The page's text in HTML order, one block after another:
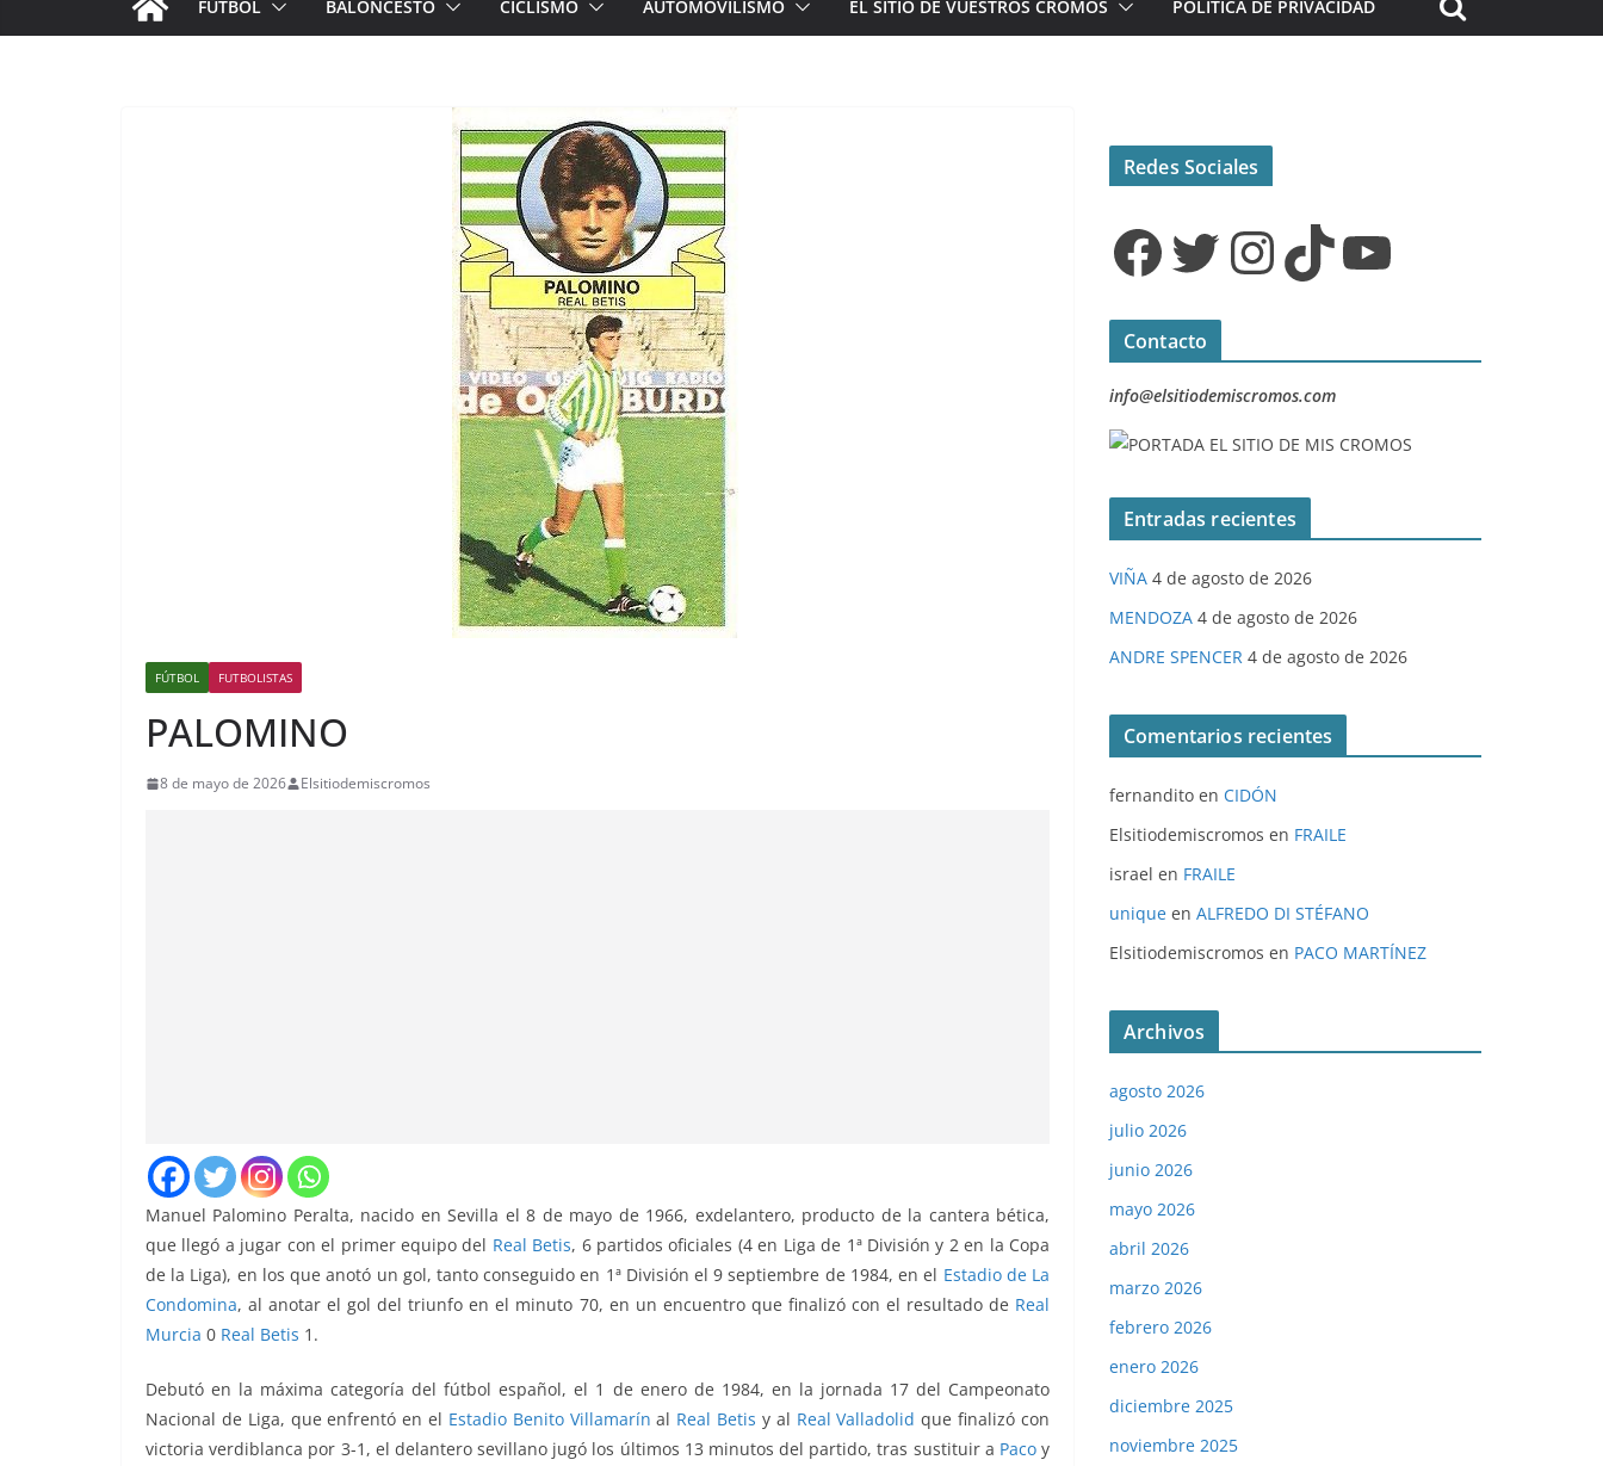
FÚTBOL BALONCESTO CICLISMO AUTOMOVILISMO EL SITIO DE VUESTROS CROMOS POLÍTICA DE PRIVACIDAD
FÚTBOL FUTBOLISTAS
PALOMINO
8 de mayo de 2026 Elsitiodemiscromos
Manuel Palomino Peralta, nacido en Sevilla el 8 de mayo de 1966, exdelantero, producto de la cantera bética,
que llegó a jugar con el primer equipo del Real Betis, 6 partidos oficiales (4 en Liga de 1ª División y 2 en la Copa
de la Liga), en los que anotó un gol, tanto conseguido en 1ª Divisiónel 9 septiembre de 1984, en el Estadio de La
Condomina, al anotar el gol del triunfo en el minuto 70, en un encuentro que finalizó con el resultado de Real
Murcia 0 Real Betis 1.
Debutó en la máxima categoría del fútbol español, el 1 de enero de 1984, en la jornada 17 del Campeonato
Nacional de Liga, que enfrentó en el Estadio Benito Villamarín al Real Betis y al Real Valladolid que finalizó con
victoria verdiblanca por 3-1, el delantero sevillano jugó los últimos 13 minutos del partido, tras sustituir a Pacoy
Redes Sociales
Facebook Twitter InstagramTikTok YouTube
Contacto
info@elsitiodemiscromos.com
Entradas recientes
VIÑA 4 de agosto de 2026
MENDOZA 4 de agosto de 2026
ANDRE SPENCER 4 de agosto de 2026
Comentarios recientes
fernandito en CIDÓN
Elsitiodemiscromos en FRAILE
israel en FRAILE
unique en ALFREDO DI STÉFANO
Elsitiodemiscromos en PACO MARTÍNEZ
Archivos
agosto 2026
julio 2026
junio 2026
mayo 2026
abril 2026
marzo 2026
febrero 2026
enero 2026
diciembre 2025
noviembre 2025